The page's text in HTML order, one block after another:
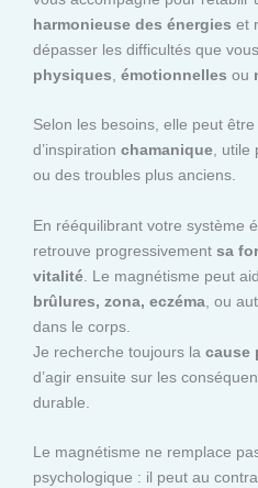
harmonieuse des énergies et
dépasser les difficultés que
physiques émotionnelles ou
Selon les besoins, elle peut
d’inspiration chamanique, utile
ou des troubles plus anciens.
En rééquilibrant votre système
retrouve progressivement sa
vitalité . Le magnétisme peut
brûlures, zona, eczéma , ou
dans le corps.
Je recherche toujours la cause
d’agir ensuite sur les
durable.
Le magnétisme ne remplace
psychologique : il peut au